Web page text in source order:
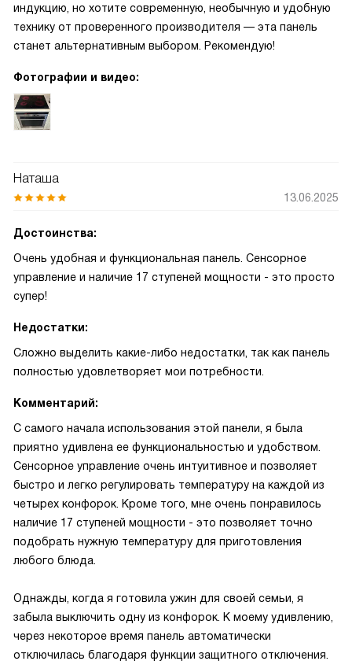
индукцию, но хотите современную, необычную и удобную
технику от проверенного производителя — эта панель
станет альтернативным выбором. Рекомендую!
Фотографии и видео:
Наташа
13.06.2025
Достоинства:
Очень удобная и функциональная панель. Сенсорное
управление и наличие 17 ступеней мощности - это просто
супер!
Недостатки:
Сложно выделить какие-либо недостатки, так как панель
полностью удовлетворяет мои потребности.
Комментарий:
С самого начала использования этой панели, я была
приятно удивлена ее функциональностью и удобством.
Сенсорное управление очень интуитивное и позволяет
быстро и легко регулировать температуру на каждой из
четырех конфорок. Кроме того, мне очень понравилось
наличие 17 ступеней мощности - это позволяет точно
подобрать нужную температуру для приготовления
любого блюда.
Однажды, когда я готовила ужин для своей семьи, я
забыла выключить одну из конфорок. К моему удивлению,
через некоторое время панель автоматически
отключилась благодаря функции защитного отключения.